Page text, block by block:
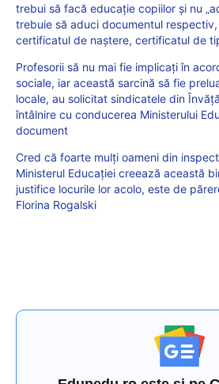
trebui să facă educație copiilor și nu
trebuie să aduci documentul
certificatul de naștere, certificatul de
Profesorii să nu mai fie implicați în
sociale, iar această sarcină să fie
locale, au solicitat sindicatele din
întâlnire cu conducerea Ministerului
document
Cred că foarte mulți oameni din
Ministerul Educației creează această
justifice locurile lor acolo, este de
Florina Rogalski